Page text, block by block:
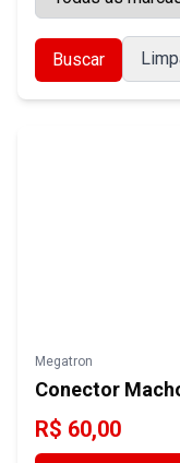
Email
Buscar
Megatron
Conector
R$ 60,00